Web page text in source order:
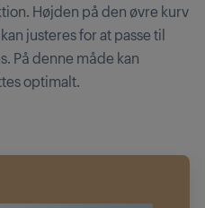
Højden på den øvre kurv
justeres for at passe til
På denne måde kan
optimalt.